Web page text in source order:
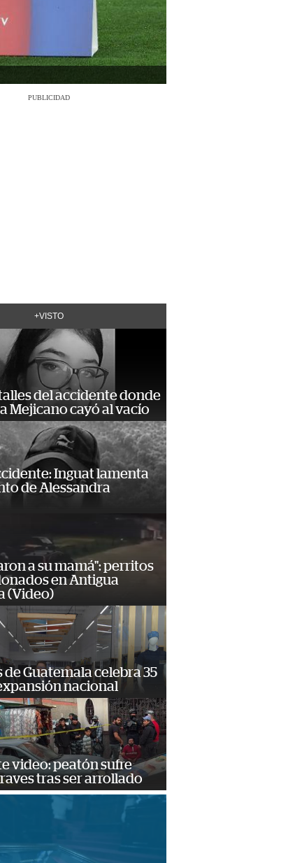
PUBLICIDAD
+VISTO
del accidente donde
Mejicano cayó al vacío
Inguat lamenta
de Alessandra
a su mamá": perritos
en Antigua
(Video)
Guatemala celebra 35
nacional
video: peatón sufre
tras ser arrollado